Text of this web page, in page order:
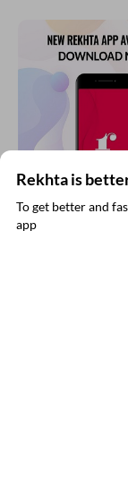
Rekhta is
To get better and
app